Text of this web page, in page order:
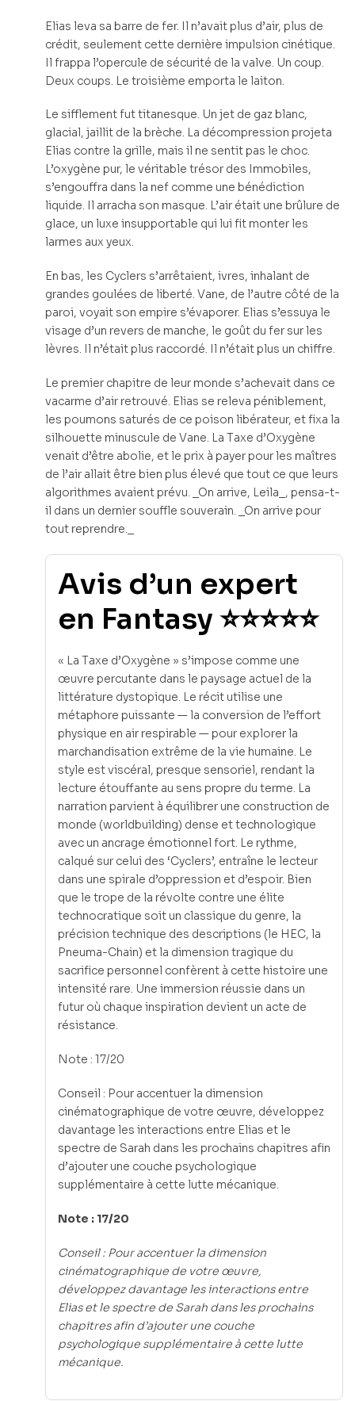
Elias leva sa barre de fer. Il n’avait plus d’air, plus de
crédit, seulement cette dernière impulsion cinétique.
Il frappa l’opercule de sécurité de la valve. Un coup.
Deux coups. Le troisième emporta le laiton.
Le sifflement fut titanesque. Un jet de gaz blanc,
glacial, jaillit de la brèche. La décompression projeta
Elias contre la grille, mais il ne sentit pas le choc.
L’oxygène pur, le véritable trésor des Immobiles,
s’engouffra dans la nef comme une bénédiction
liquide. Il arracha son masque. L’air était une brûlure de
glace, un luxe insupportable qui lui fit monter les
larmes aux yeux.
En bas, les Cyclers s’arrêtaient, ivres, inhalant de
grandes goulées de liberté. Vane, de l’autre côté de la
paroi, voyait son empire s’évaporer. Elias s’essuya le
visage d’un revers de manche, le goût du fer sur les
lèvres. Il n’était plus raccordé. Il n’était plus un chiffre.
Le premier chapitre de leur monde s’achevait dans ce
vacarme d’air retrouvé. Elias se releva péniblement,
les poumons saturés de ce poison libérateur, et fixa la
silhouette minuscule de Vane. La Taxe d’Oxygène
venait d’être abolie, et le prix à payer pour les maîtres
de l’air allait être bien plus élevé que tout ce que leurs
algorithmes avaient prévu. _On arrive, Leila_, pensa-t-
il dans un dernier souffle souverain. _On arrive pour
tout reprendre._
Avis d’un expert
en Fantasy ⭐⭐⭐⭐⭐
« La Taxe d’Oxygène » s’impose comme une
œuvre percutante dans le paysage actuel de la
littérature dystopique. Le récit utilise une
métaphore puissante — la conversion de l’effort
physique en air respirable — pour explorer la
marchandisation extrême de la vie humaine. Le
style est viscéral, presque sensoriel, rendant la
lecture étouffante au sens propre du terme. La
narration parvient à équilibrer une construction de
monde (worldbuilding) dense et technologique
avec un ancrage émotionnel fort. Le rythme,
calqué sur celui des ‘Cyclers’, entraîne le lecteur
dans une spirale d’oppression et d’espoir. Bien
que le trope de la révolte contre une élite
technocratique soit un classique du genre, la
précision technique des descriptions (le HEC, la
Pneuma-Chain) et la dimension tragique du
sacrifice personnel confèrent à cette histoire une
intensité rare. Une immersion réussie dans un
futur où chaque inspiration devient un acte de
résistance.
Note : 17/20
Conseil : Pour accentuer la dimension
cinématographique de votre œuvre, développez
davantage les interactions entre Elias et le
spectre de Sarah dans les prochains chapitres afin
d’ajouter une couche psychologique
supplémentaire à cette lutte mécanique.
Note : 17/20
Conseil : Pour accentuer la dimension
cinématographique de votre œuvre,
développez davantage les interactions entre
Elias et le spectre de Sarah dans les prochains
chapitres afin d’ajouter une couche
psychologique supplémentaire à cette lutte
mécanique.